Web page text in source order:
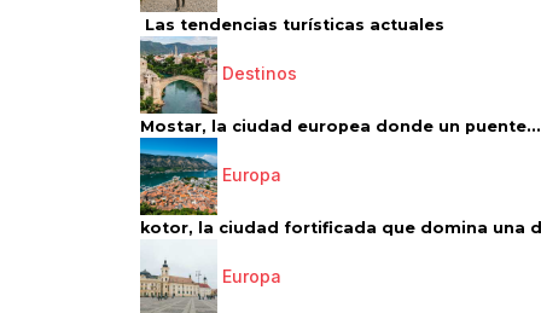
Las tendencias turísticas actuales
Destinos
Mostar, la ciudad europea donde un puente...
Europa
kotor, la ciudad fortificada que domina una
Europa